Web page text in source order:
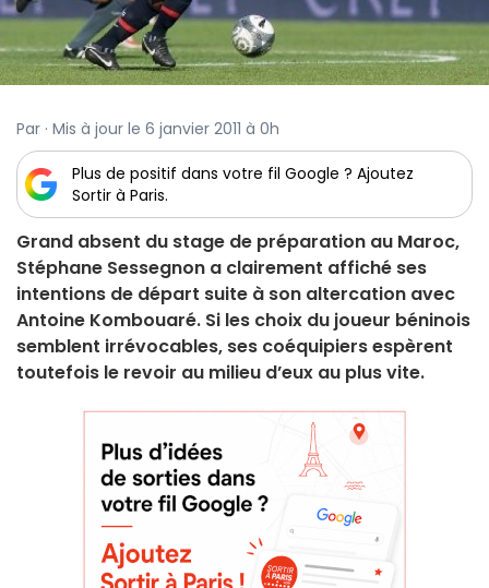
Par · Mis à jour le 6 janvier 2011 à 0h
Plus de positif dans votre fil Google ? Ajoutez
Sortir à Paris.
Grand absent du stage de préparation au Maroc,
Stéphane Sessegnon a clairement affiché ses
intentions de départ suite à son altercation avec
Antoine Kombouaré. Si les choix du joueur béninois
semblent irrévocables, ses coéquipiers espèrent
toutefois le revoir au milieu d’eux au plus vite.